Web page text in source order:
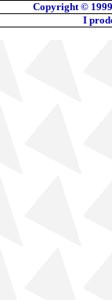
Copyright ©
I